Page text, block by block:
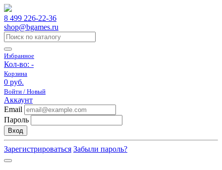
8 499 226-22-36
shop@bgames.ru
Избранное
Кол-во: -
Корзина
0 руб.
Войти / Новый
Аккаунт
Email
Пароль
Вход
Зарегистрироваться Забыли пароль?